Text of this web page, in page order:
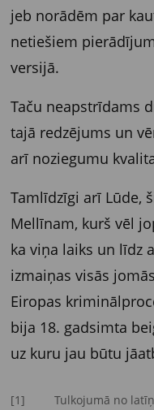
jeb norādēm par
netiešiem
versijā.
Taču neapstrīdams
tajā redzējums un
arī noziegumu
Tamlīdzīgi arī Lūde,
Mellīnam, kurš vēl
ka viņa laiks un līdz
izmaiņas visās
Eiropas
bija 18. gadsimta
uz kuru jau būtu
[1] Tulkojumā no